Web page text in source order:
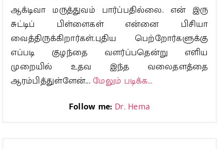
ஆக்டிவா மருத்துவம் பார்ப்பதில்லை. என் இரு
சுட்டிப் பிள்ளைகள் என்னை பிசியா
வைத்திருக்கிறார்கள்.புதிய பெற்றோர்களுக்கு
எப்படி குழந்தை வளர்ப்பதென்று எளிய
முறையில் உதவ இந்த வலைதளத்தை
ஆரம்பித்துள்ளேன்...மேலும் படிக்க...
Follow me: Dr. Hema